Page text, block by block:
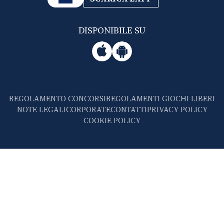
DISPONIBILE SU
REGOLAMENTO CONCORSIREGOLAMENTI GIOCHI LIBERI
NOTE LEGALICORPORATECONTATTIPRIVACY POLICY
COOKIE POLICY